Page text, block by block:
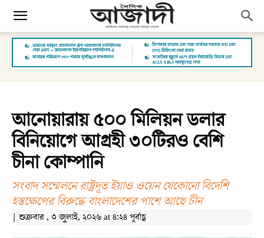
আনোয়ারায় ৫০০ মিলিয়ন ডলার
বিনিয়োগে আগ্রহী ৩০টিরও বেশি
চীনা কোম্পানি
সংবাদ সম্মেলনে রাষ্ট্রদূত ইয়াও ওয়েন যেকোনো বিদেশি
হস্তক্ষেপের বিরুদ্ধে বাংলাদেশের পাশে আছে চীন
| শুক্রবার , ৩ জুলাই, ২০২৬ at ৪:২৪ পূর্বাহ্ণ